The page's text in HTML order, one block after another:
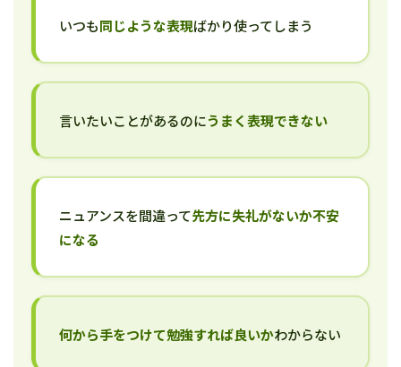
いつも同じような表現ばかり使ってしまう
言いたいことがあるのにうまく表現できない
ニュアンスを間違って先方に失礼がないか不安
になる
何から手をつけて勉強すれば良いかわからない